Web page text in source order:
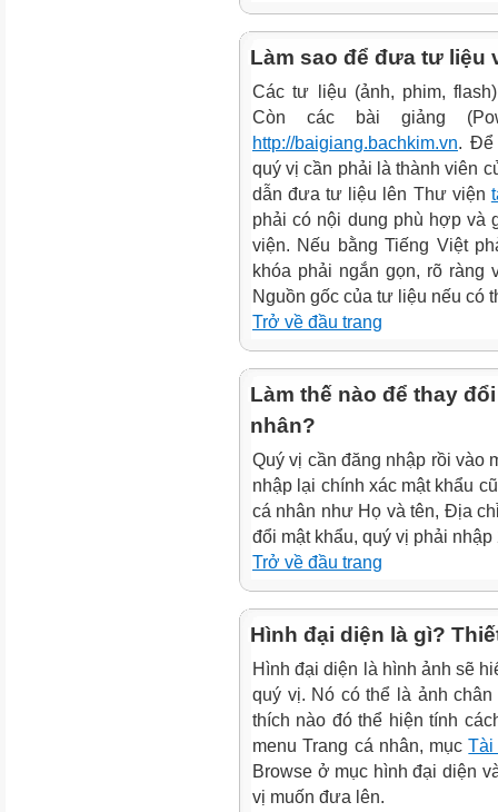
Làm sao để đưa tư liệu
Các tư liệu (ảnh, phim,
Còn các bài giảng
http://baigiang.bachkim.vn. Để
quý vị cần phải là thành viên
dẫn đưa tư liệu lên Thư viện
phải có nội dung phù hợp và
viện. Nếu bằng Tiếng Việt
khóa phải ngắn gọn, rõ
Nguồn gốc của tư liệu nếu có
Trở về đầu trang
Làm thế nào để thay
nhân?
Quý vị cần đăng nhập rồi vào
nhập lại chính xác mật khẩu
cá nhân như Họ và tên, Địa
đổi mật khẩu, quý vị phải
Trở về đầu trang
Hình đại diện là gì?
Hình đại diện là hình ảnh sẽ
quý vị. Nó có thể là ảnh
thích nào đó thể hiện tính
menu Trang cá nhân, mụcTài
Browse ở mục hình đại diện
vị muốn đưa lên.